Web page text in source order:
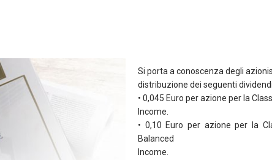
Si porta a conoscenza degli
distribuzione dei seguenti
• 0,045 Euro per azione per la
Income.
• 0,10 Euro per azione per la
Balanced
Income.